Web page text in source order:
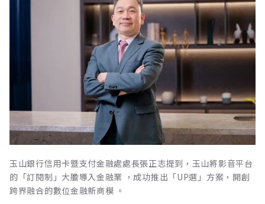
玉山銀行信用卡暨支付金融處處長張正志提到，玉山將影音平台
的「訂閱制」大膽導入金融業 ，成功推出「UP選」方案，開創
跨界融合的數位金融新商模 。